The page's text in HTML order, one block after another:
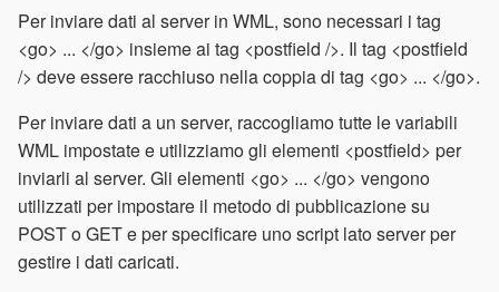
Per inviare dati al server in WML, sono necessari i tag
<go> ... </go> insieme ai tag <postfield />. Il tag <postfield
/> deve essere racchiuso nella coppia di tag <go> ... </go>.
Per inviare dati a un server, raccogliamo tutte le variabili
WML impostate e utilizziamo gli elementi <postfield> per
inviarli al server. Gli elementi <go> ... </go> vengono
utilizzati per impostare il metodo di pubblicazione su
POST o GET e per specificare uno script lato server per
gestire i dati caricati.